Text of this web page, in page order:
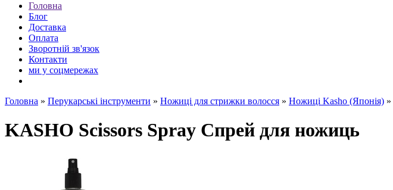
Головна
Блог
Доставка
Оплата
Зворотній зв'язок
Контакти
ми у соцмережах
Головна » Перукарські інструменти » Ножиці для стрижки волосся » Ножиці Kasho (Японія) »
KASHO Scissors Spray Спрей для ножиць